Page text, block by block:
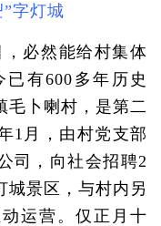
字灯城
必然能给村集体
有600多年历史
毛卜喇村，是第二
1月，由村党支部
司，向社会招聘2
城景区，与村内另
运营。仅正月十